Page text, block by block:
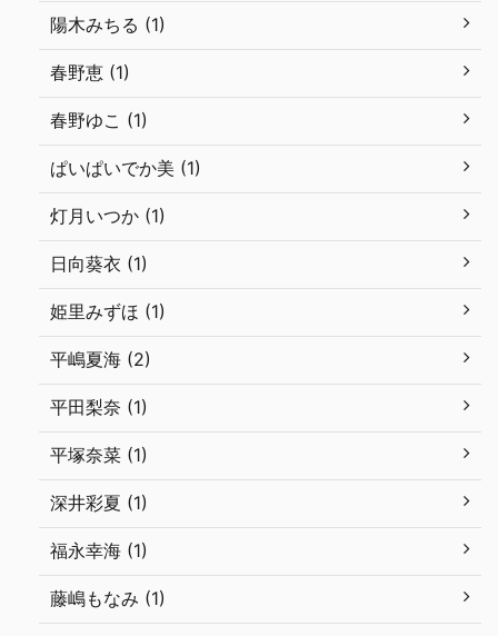
陽木みちる (1)
春野恵 (1)
春野ゆこ (1)
ぱいぱいでか美 (1)
灯月いつか (1)
日向葵衣 (1)
姫里みずほ (1)
平嶋夏海 (2)
平田梨奈 (1)
平塚奈菜 (1)
深井彩夏 (1)
福永幸海 (1)
藤嶋もなみ (1)